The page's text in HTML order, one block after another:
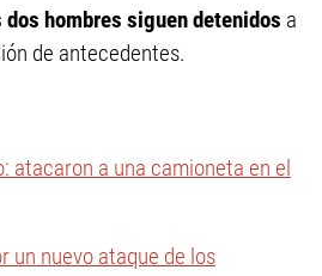
dos hombres siguen detenidos a
de antecedentes.
atacaron a una camioneta en el
un nuevo ataque de los